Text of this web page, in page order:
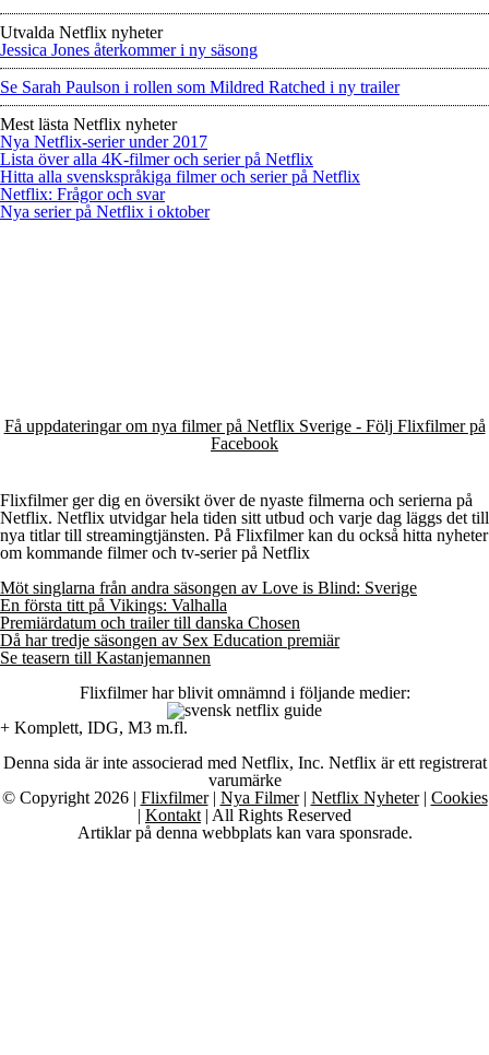
Utvalda Netflix nyheter
Jessica Jones återkommer i ny säsong
Se Sarah Paulson i rollen som Mildred Ratched i ny trailer
Mest lästa Netflix nyheter
Nya Netflix-serier under 2017
Lista över alla 4K-filmer och serier på Netflix
Hitta alla svenskspråkiga filmer och serier på Netflix
Netflix: Frågor och svar
Nya serier på Netflix i oktober
Få uppdateringar om nya filmer på Netflix Sverige - Följ Flixfilmer på
Facebook
Flixfilmer ger dig en översikt över de nyaste filmerna och serierna på
Netflix. Netflix utvidgar hela tiden sitt utbud och varje dag läggs det till
nya titlar till streamingtjänsten. På Flixfilmer kan du också hitta nyheter
om kommande filmer och tv-serier på Netflix
Möt singlarna från andra säsongen av Love is Blind: Sverige
En första titt på Vikings: Valhalla
Premiärdatum och trailer till danska Chosen
Då har tredje säsongen av Sex Education premiär
Se teasern till Kastanjemannen
Flixfilmer har blivit omnämnd i följande medier:
+ Komplett, IDG, M3 m.fl.
Denna sida är inte associerad med Netflix, Inc. Netflix är ett registrerat
varumärke
© Copyright 2026 | Flixfilmer| Nya Filmer| Netflix Nyheter| Cookies
| Kontakt | All Rights Reserved
Artiklar på denna webbplats kan vara sponsrade.